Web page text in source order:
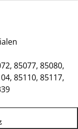
85077, 85080,
85110, 85117,